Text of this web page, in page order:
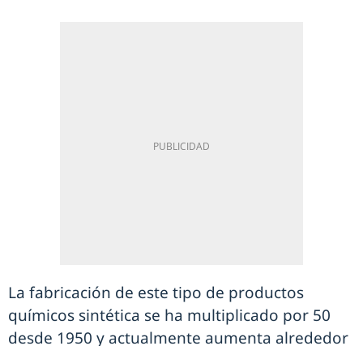
La fabricación de este tipo de productos
químicos sintética se ha multiplicado por 50
desde 1950 y actualmente aumenta alrededor